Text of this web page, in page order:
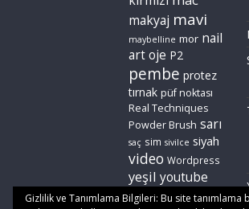
makyaj mavi
maybelline mor nail
artoje P2
pembe protez
tırnak püf noktası
Real Techniques
Powder Brush sarı
saç sim sivilce siyah
video Wordpress
yeşil youtube
zoeva
Gizlilik ve Tanımlama Bilgileri: Bu site tanımlama